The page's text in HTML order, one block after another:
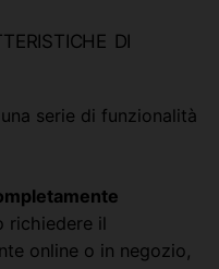
di
serie di funzionalità
richiedere il
online o in negozio,